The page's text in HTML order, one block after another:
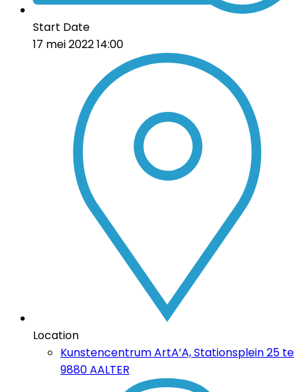
Start Date
17 mei 2022 14:00
Location
Kunstencentrum ArtA’A, Stationsplein 25 te
9880 AALTER